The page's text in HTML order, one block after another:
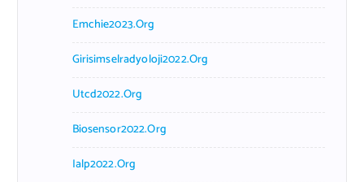
Emchie2023.org
Girisimselradyoloji2022.org
Utcd2022.org
Biosensor2022.org
Ialp2022.org